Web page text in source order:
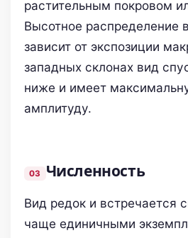
растительным покровом
Высотное распределение
зависит от экспозиции
западных склонах вид
ниже и имеет
амплитуду.
Численность
Вид редок и встречается
чаще единичными